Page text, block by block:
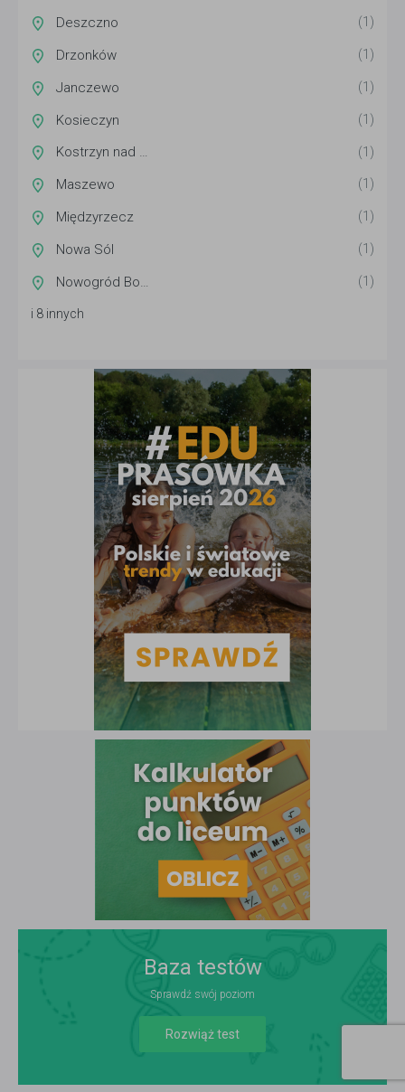
Deszczno (1)
Drzonków (1)
Janczewo (1)
Kosieczyn (1)
Kostrzyn nad Odrą (1)
Maszewo (1)
Międzyrzecz (1)
Nowa Sól (1)
(1)
i 8 innych
Baza testów
Sprawdź swój poziom
Rozwiąż test